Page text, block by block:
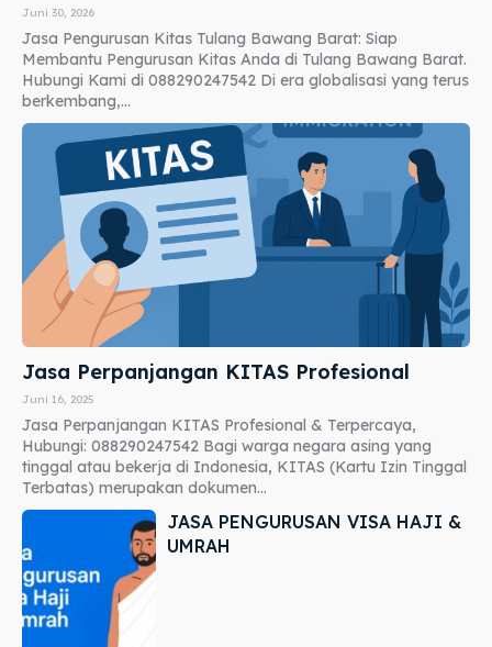
Juni 30, 2026
Jasa Pengurusan Kitas Tulang Bawang Barat: Siap
Membantu Pengurusan Kitas Anda di Tulang Bawang Barat.
Hubungi Kami di 088290247542 Di era globalisasi yang terus
berkembang,...
Jasa Perpanjangan KITAS Profesional
Juni 16, 2025
Jasa Perpanjangan KITAS Profesional & Terpercaya,
Hubungi: 088290247542 Bagi warga negara asing yang
tinggal atau bekerja di Indonesia, KITAS (Kartu Izin Tinggal
Terbatas) merupakan dokumen...
JASA PENGURUSAN VISA HAJI &
UMRAH